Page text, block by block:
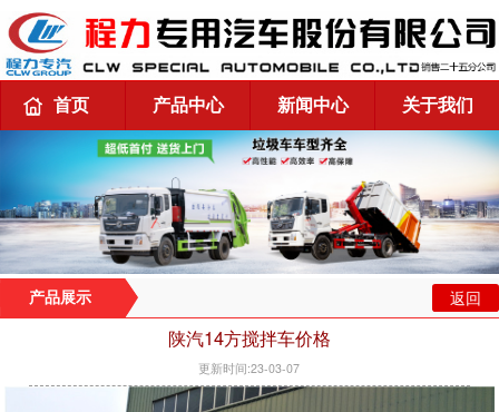
首页 产品中心 新闻中心 关于我们
产品展示 返回
陕汽14方搅拌车价格
更新时间:23-03-07